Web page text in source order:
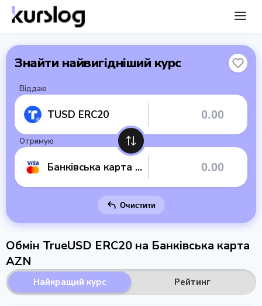
Знайти найвигідніший курс
Віддаю
TUSD ERC20
Отримую
Банківська карта AZN
Очистити
Обмін TrueUSD ERC20 на Банківська карта
AZN
Найкращий курс Рейтинг